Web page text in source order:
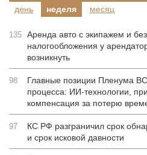
день
неделя месяц
135 Аренда авто с экипажем и
налогообложения у
возникнуть
98
Главные позиции Пленума
процесса: ИИ-технологии,
компенсация за потерю
97
КС РФ разграничил срок
и срок исковой давности